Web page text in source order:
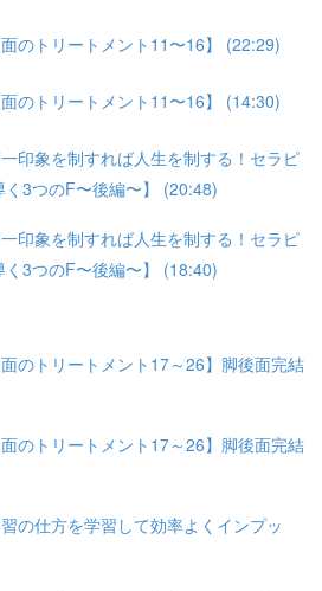
のトリートメント11〜16】 (22:29)
のトリートメント11〜16】 (14:30)
印象を制すれば人生を制する！セラピ
く3つのF〜後編〜】 (20:48)
印象を制すれば人生を制する！セラピ
く3つのF〜後編〜】 (18:40)
のトリートメント17～26】脚後面完結
のトリートメント17～26】脚後面完結
の仕方を学習して効率よくインプッ